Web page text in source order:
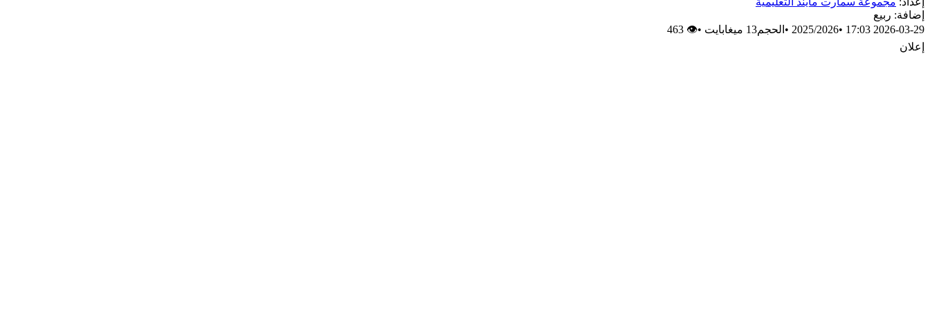
إضافة: ربيع
2026-03-29 17:03
•
2025/2026
• الحجم13 ميغابايت •
👁 463
إعلان